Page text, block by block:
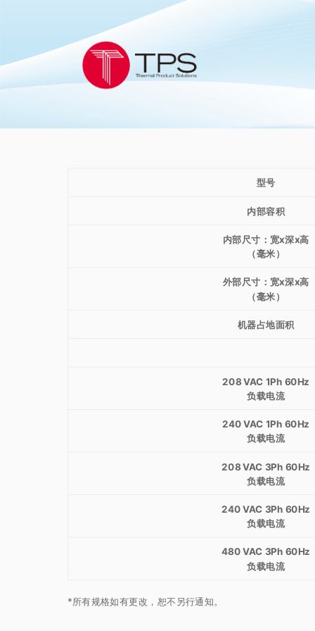
型号
内部容积
内部尺寸：宽x深x高
（毫米）
外部尺寸：宽x深x高
（毫米）
机器占地面积
208 VAC 1Ph 60Hz
负载电流
240 VAC 1Ph 60Hz
负载电流
208 VAC 3Ph 60Hz
负载电流
240 VAC 3Ph 60Hz
负载电流
480 VAC 3Ph 60Hz
负载电流
*所有规格如有更改，恕不另行通知。